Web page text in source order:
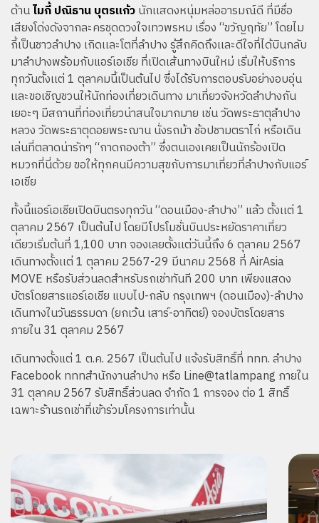
ด้านไมกี้ ปณิธาน บุตรเเก้วนักเเสดงหนุ่มหล่ออารมณ์ดี ที่มีชื่อ
เสียงโด่งดังจากละครชุดดวงใจเทวพรหม เรื่อง “ขวัญฤทัย” โดยไม
กี้เป็นชาวลำปาง เกิดเเละโตที่ลำปาง รู้สึกคิดถึงเเละดีใจที่ได้บินกลับ
มาลำปางพร้อมกับแอร์เอเชีย ที่เปิดเส้นทางบินใหม่ เริ่มให้บริการ
ทุกวันตั้งเเต่ 1 ตุลาคมนี้เป็นต้นไป ซึ่งได้รับการตอบรับอย่างอบอุ่น
เเละขอเชิญชวนให้นักท่องเที่ยวเดินทาง มาเที่ยวจังหวัดลำปางกัน
เยอะๆ มีสถานที่ท่องเที่ยวน่าสนใจมากมาย เช่น วัดพระธาตุลำปาง
หลวง วัดพระธาตุดอยพระฌาน นั่งรถม้า ช้อปชามตราไก่ หรือเดิน
เล่นที่ตลาดน่ารักๆ “กาดกองต้า” ซึ่งตนเองเคยเป็นนักร้องเปิด
หมวกที่นี่ด้วย ขอให้ทุกคนมีความสุขกับการมาเที่ยวที่ลำปางกับแอร์
เอเชีย
ทั้งนี้แอร์เอเชียเปิดบินตรงทุกวัน “ดอนเมือง-ลำปาง” แล้ว ตั้งเเต่ 1
ตุลาคม 2567 เป็นต้นไป โดยมีโปรโมชั่นบินประหยัดราคาเที่ยว
เดียวเริ่มต้นที่ 1,100 บาท จองเลยตั้งเเต่วันนี้ถึง 6 ตุลาคม 2567
เดินทางตั้งเเต่ 1 ตุลาคม 2567-29 มีนาคม 2568 ที่ AirAsia
MOVE หรือรับส่วนลดสำหรับรถเช่าทันที 200 บาท เพียงแสดง
บัตรโดยสารแอร์เอเชีย แบบไป-กลับ กรุงเทพฯ (ดอนเมือง)-ลำปาง
เดินทางในวันธรรมดา (ยกเว้น เสาร์-อาทิตย์) จองบัตรโดยสาร
ภายใน 31 ตุลาคม 2567
เดินทางตั้งแต่ 1 ต.ค. 2567 เป็นต้นไป แจ้งรับสิทธิ์ที่ ททท. ลำปาง
Facebook ทททสำนักงานลำปาง หรือ Line@tatlampang ภายใน
31 ตุลาคม 2567 รับสิทธิ์ส่วนลด จำกัด 1 การจอง ต่อ 1 สิทธิ์
เฉพาะร้านรถเช่าที่เข้าร่วมโครงการเท่านั้น